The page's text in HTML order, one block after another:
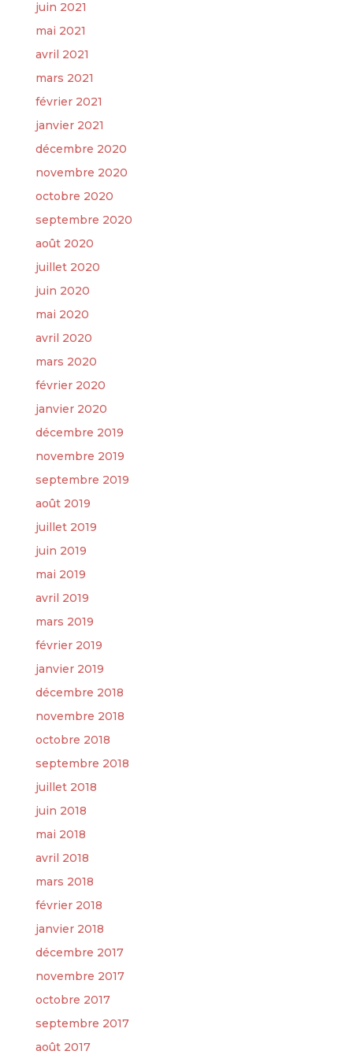
juin 2021
mai 2021
avril 2021
mars 2021
février 2021
janvier 2021
décembre 2020
novembre 2020
octobre 2020
septembre 2020
août 2020
juillet 2020
juin 2020
mai 2020
avril 2020
mars 2020
février 2020
janvier 2020
décembre 2019
novembre 2019
septembre 2019
août 2019
juillet 2019
juin 2019
mai 2019
avril 2019
mars 2019
février 2019
janvier 2019
décembre 2018
novembre 2018
octobre 2018
septembre 2018
juillet 2018
juin 2018
mai 2018
avril 2018
mars 2018
février 2018
janvier 2018
décembre 2017
novembre 2017
octobre 2017
septembre 2017
août 2017